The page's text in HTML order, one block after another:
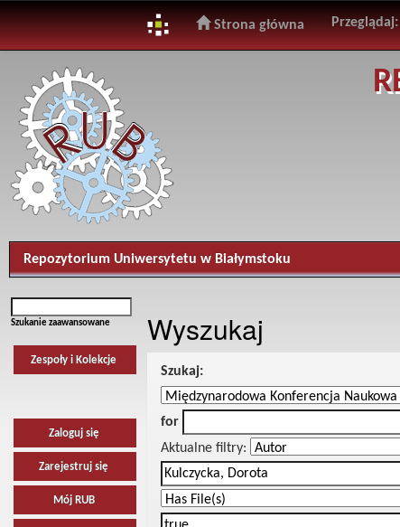
navigation
Strona główna
Repozytorium Uniwersytetu w Białymstoku
Szukanie zaawansowane
Zespoły i Kolekcje
Zaloguj się
Zarejestruj się
Mój RUB
Wyszukaj
Szukaj:
for
Aktualne filtry: